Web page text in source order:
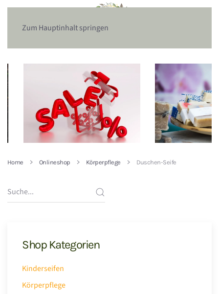
Zum Hauptinhalt springen
Home Onlineshop Körperpflege Duschen-Seife
Shop Kategorien
Kinderseifen
Körperpflege